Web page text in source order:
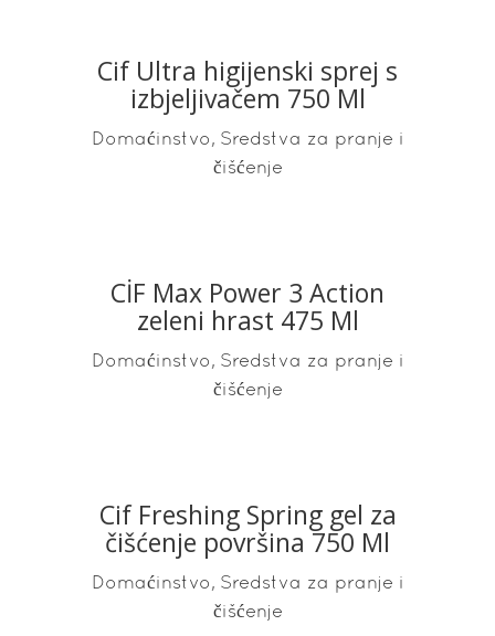
READ MORE
Cif Ultra higijenski sprej s
izbjeljivačem 750 Ml
Domaćinstvo, Sredstva za pranje i
čišćenje
READ MORE
CİF Max Power 3 Action
zeleni hrast 475 Ml
Domaćinstvo, Sredstva za pranje i
čišćenje
READ MORE
Cif Freshing Spring gel za
čišćenje površina 750 Ml
Domaćinstvo, Sredstva za pranje i
čišćenje